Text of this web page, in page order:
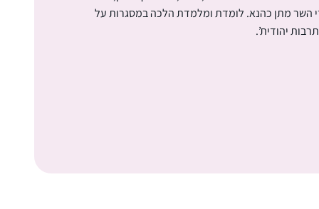
השר מתן כהנא. לומדת ומלמדת הלכה במסגרות על
יהודית’.